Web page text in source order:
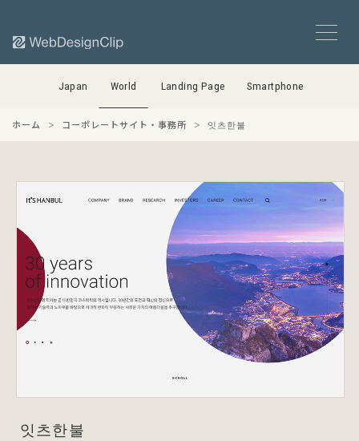
Japan World Landing Page Smartphone
ホーム コーポレートサイト・事務所 잇츠한불
잇츠한불